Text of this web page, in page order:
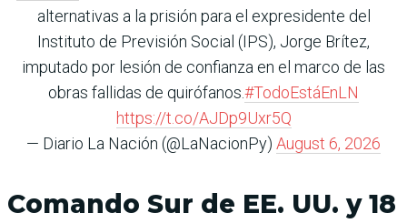
alternativas a la prisión para el expresidente del
Instituto de Previsión Social (IPS), Jorge Brítez,
imputado por lesión de confianza en el marco de las
obras fallidas de quirófanos.#TodoEstáEnLN
https://t.co/AJDp9Uxr5Q
— Diario La Nación (@LaNacionPy) August 6, 2026
Comando Sur de EE. UU. y 18